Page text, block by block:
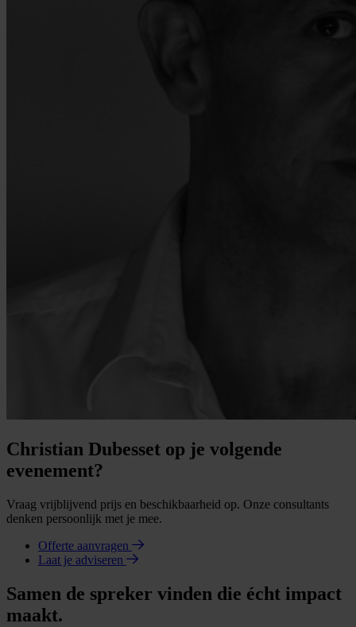
Christian Dubesset op je volgende
evenement?
Vraag vrijblijvend prijs en beschikbaarheid op. Onze consultants
denken persoonlijk met je mee.
Offerte aanvragen
Laat je adviseren
Samen de spreker vinden die écht impact
maakt.